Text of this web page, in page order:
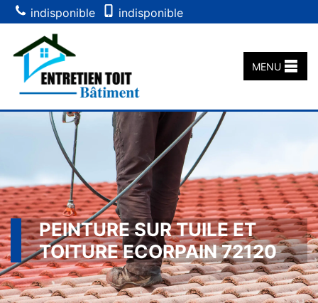
indisponible indisponible
MENU
PEINTURE SUR TUILE ET
TOITURE ECORPAIN 72120